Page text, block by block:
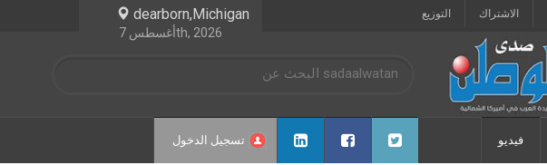
dearborn,Michigan
أغسطس 7th, 2026
الاشتراك التوزيع
تسجيل الدخول فيديو